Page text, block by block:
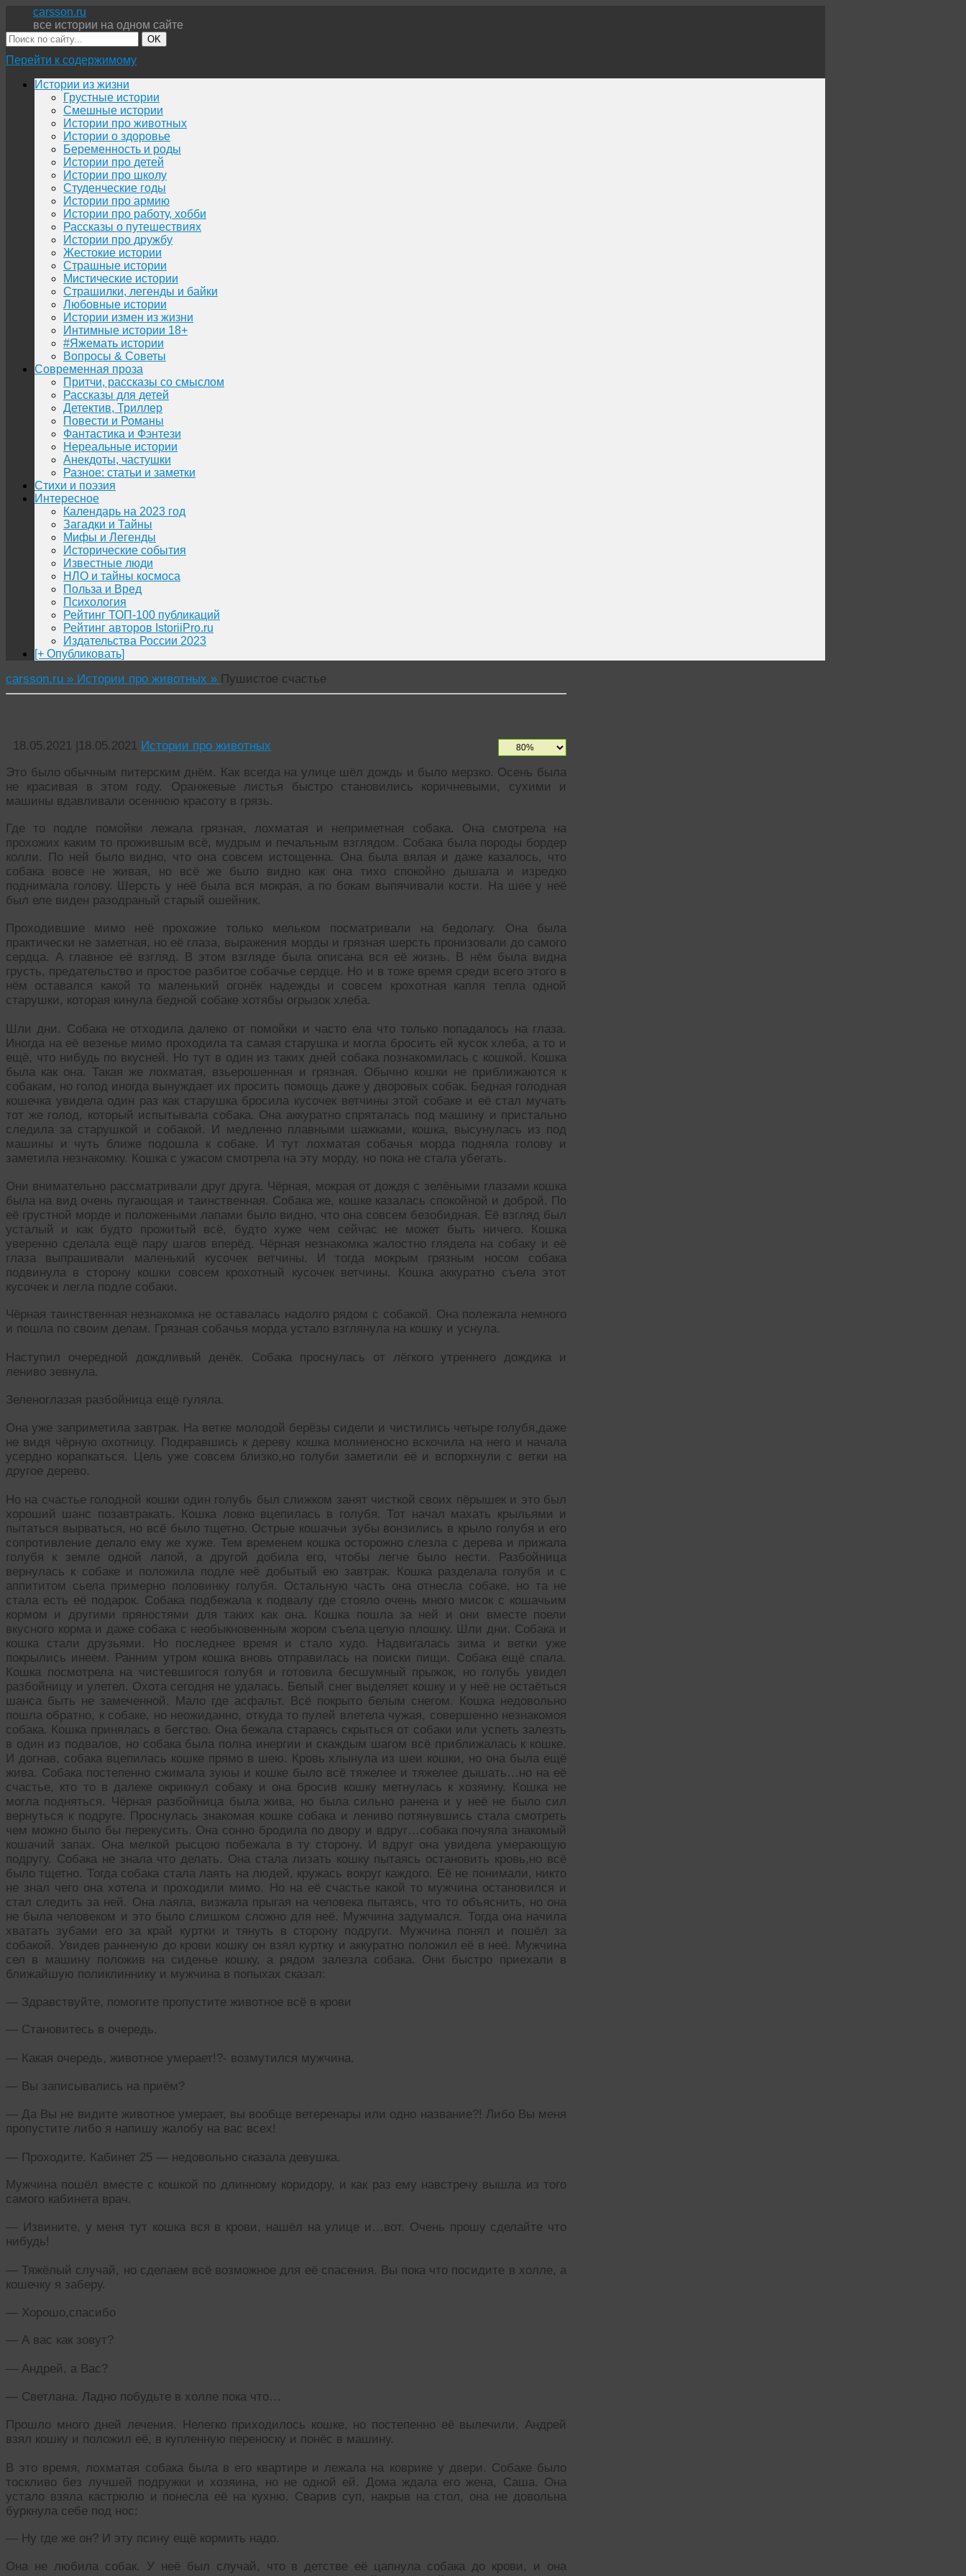
carsson.ru
все истории на одном сайте
OK
Перейти к содержимому
Истории из жизни
Грустные истории
Смешные истории
Истории про животных
Истории о здоровье
Беременность и роды
Истории про детей
Истории про школу
Студенческие годы
Истории про армию
Истории про работу, хобби
Рассказы о путешествиях
Истории про дружбу
Жестокие истории
Страшные истории
Мистические истории
Страшилки, легенды и байки
Любовные истории
Истории измен из жизни
Интимные истории 18+
#Яжемать истории
Вопросы & Советы
Современная проза
Притчи, рассказы со смыслом
Рассказы для детей
Детектив, Триллер
Повести и Романы
Фантастика и Фэнтези
Нереальные истории
Анекдоты, частушки
Разное: статьи и заметки
Стихи и поэзия
Интересное
Календарь на 2023 год
Загадки и Тайны
Мифы и Легенды
Исторические события
Известные люди
НЛО и тайны космоса
Польза и Вред
Психология
Рейтинг ТОП-100 публикаций
Рейтинг авторов IstoriiPro.ru
Издательства России 2023
[+ Опубликовать]
carsson.ru » Истории про животных » Пушистое счастье
18.05.2021 |18.05.2021 Истории про животных
Это было обычным питерским днём. Как всегда на улице шёл дождь и было мерзко. Осень была
не красивая в этом году. Оранжевые листья быстро становились коричневыми, сухими и
машины вдавливали осеннюю красоту в грязь.
Где то подле помойки лежала грязная, лохматая и неприметная собака. Она смотрела на
прохожих каким то прожившым всё, мудрым и печальным взглядом. Собака была породы бордер
колли. По ней было видно, что она совсем истощенна. Она была вялая и даже казалось, что
собака вовсе не живая, но всё же было видно как она тихо спокойно дышала и изредко
поднимала голову. Шерсть у неё была вся мокрая, а по бокам выпячивали кости. На шее у неё
был еле виден разодраный старый ошейник.
Проходившие мимо неё прохожие только мельком посматривали на бедолагу. Она была
практически не заметная, но её глаза, выражения морды и грязная шерсть пронизовали до самого
сердца. А главное её взгляд. В этом взгляде была описана вся её жизнь. В нём была видна
грусть, предательство и простое разбитое собачье сердце. Но и в тоже время среди всего этого в
нём оставался какой то маленький огонёк надежды и совсем крохотная капля тепла одной
старушки, которая кинула бедной собаке хотябы огрызок хлеба.
Шли дни. Собака не отходила далеко от помойки и часто ела что только попадалось на глаза.
Иногда на её везенье мимо проходила та самая старушка и могла бросить ей кусок хлеба, а то и
ещё, что нибудь по вкусней. Но тут в один из таких дней собака познакомилась с кошкой. Кошка
была как она. Такая же лохматая, взьерошенная и грязная. Обычно кошки не приближаются к
собакам, но голод иногда вынуждает их просить помощь даже у дворовых собак. Бедная голодная
кошечка увидела один раз как старушка бросила кусочек ветчины этой собаке и её стал мучать
тот же голод, который испытывала собака. Она аккуратно спряталась под машину и пристально
следила за старушкой и собакой. И медленно плавными шажками, кошка, высунулась из под
машины и чуть ближе подошла к собаке. И тут лохматая собачья морда подняла голову и
заметила незнакомку. Кошка с ужасом смотрела на эту морду, но пока не стала убегать.
Они внимательно рассматривали друг друга. Чёрная, мокрая от дождя с зелёными глазами кошка
была на вид очень пугающая и таинственная. Собака же, кошке казалась спокойной и доброй. По
её грустной морде и положеными лапами было видно, что она совсем безобидная. Её взгляд был
усталый и как будто прожитый всё, будто хуже чем сейчас не может быть ничего. Кошка
уверенно сделала ещё пару шагов вперёд. Чёрная незнакомка жалостно глядела на собаку и её
глаза выпрашивали маленький кусочек ветчины. И тогда мокрым грязным носом собака
подвинула в сторону кошки совсем крохотный кусочек ветчины. Кошка аккуратно съела этот
кусочек и легла подле собаки.
Чёрная таинственная незнакомка не оставалась надолго рядом с собакой. Она полежала немного
и пошла по своим делам. Грязная собачья морда устало взглянула на кошку и уснула.
Наступил очередной дождливый денёк. Собака проснулась от лёгкого утреннего дождика и
лениво зевнула.
Зеленоглазая разбойница ещё гуляла.
Она уже заприметила завтрак. На ветке молодой берёзы сидели и чистились четыре голубя,даже
не видя чёрную охотницу. Подкравшись к дереву кошка молниеносно вскочила на него и начала
усердно корапкаться. Цель уже совсем близко,но голуби заметили её и вспорхнули с ветки на
другое дерево.
Но на счастье голодной кошки один голубь был слижком занят чисткой своих пёрышек и это был
хороший шанс позавтракать. Кошка ловко вцепилась в голубя. Тот начал махать крыльями и
пытаться вырваться, но всё было тщетно. Острые кошачьи зубы вонзились в крыло голубя и его
сопротивление делало ему же хуже. Тем временем кошка осторожно слезла с дерева и прижала
голубя к земле одной лапой, а другой добила его, чтобы легче было нести. Разбойница
вернулась к собаке и положила подле неё добытый ею завтрак. Кошка разделала голубя и с
аппититом сьела примерно половинку голубя. Остальную часть она отнесла собаке, но та не
стала есть её подарок. Собака подбежала к подвалу где стояло очень много мисок с кошачьим
кормом и другими пряностями для таких как она. Кошка пошла за ней и они вместе поели
вкусного корма и даже собака с необыкновенным жором съела целую плошку. Шли дни. Собака и
кошка стали друзьями. Но последнее время и стало худо. Надвигалась зима и ветки уже
покрылись инеем. Ранним утром кошка вновь отправилась на поиски пищи. Собака ещё спала.
Кошка посмотрела на чистевшигося голубя и готовила бесшумный прыжок, но голубь увидел
разбойницу и улетел. Охота сегодня не удалась. Белый снег выделяет кошку и у неё не остаёться
шанса быть не замеченной. Мало где асфальт. Всё покрыто белым снегом. Кошка недовольно
пошла обратно, к собаке, но неожиданно, откуда то пулей влетела чужая, совершенно незнакомоя
собака. Кошка принялась в бегство. Она бежала стараясь скрыться от собаки или успеть залезть
в один из подвалов, но собака была полна инергии и скаждым шагом всё приближалась к кошке.
И догнав, собака вцепилась кошке прямо в шею. Кровь хлынула из шеи кошки, но она была ещё
жива. Собака постепенно сжимала зуюы и кошке было всё тяжелее и тяжелее дышать…но на её
счастье, кто то в далеке окрикнул собаку и она бросив кошку метнулась к хозяину. Кошка не
могла подняться. Чёрная разбойница была жива, но была сильно ранена и у неё не было сил
вернуться к подруге. Проснулась знакомая кошке собака и лениво потянувшись стала смотреть
чем можно было бы перекусить. Она сонно бродила по двору и вдруг…собака почуяла знакомый
кошачий запах. Она мелкой рысцою побежала в ту сторону. И вдруг она увидела умерающую
подругу. Собака не знала что делать. Она стала лизать кошку пытаясь остановить кровь,но всё
было тщетно. Тогда собака стала лаять на людей, кружась вокруг каждого. Её не понимали, никто
не знал чего она хотела и проходили мимо. Но на её счастье какой то мужчина остановился и
стал следить за ней. Она лаяла, визжала прыгая на человека пытаясь, что то объяснить, но она
не была человеком и это было слишком сложно для неё. Мужчина задумался. Тогда она начила
хватать зубами его за край куртки и тянуть в сторону подруги. Мужчина понял и пошёл за
собакой. Увидев ранненую до крови кошку он взял куртку и аккуратно положил её в неё. Мужчина
сел в машину положив на сиденье кошку, а рядом залезла собака. Они быстро приехали в
ближайшую поликлиннику и мужчина в попыхах сказал:
— Здравствуйте, помогите пропустите животное всё в крови
— Становитесь в очередь.
— Какая очередь, животное умерает!?- возмутился мужчина.
— Вы записывались на приём?
— Да Вы не видите животное умерает, вы вообще ветеренары или одно название?! Либо Вы меня
пропустите либо я напишу жалобу на вас всех!
— Проходите. Кабинет 25 — недовольно сказала девушка.
Мужчина пошёл вместе с кошкой по длинному коридору, и как раз ему навстречу вышла из того
самого кабинета врач.
— Извините, у меня тут кошка вся в крови, нашёл на улице и…вот. Очень прошу сделайте что
нибудь!
— Тяжёлый случай, но сделаем всё возможное для её спасения. Вы пока что посидите в холле, а
кошечку я заберу.
— Хорошо,спасибо
— А вас как зовут?
— Андрей, а Вас?
— Светлана. Ладно побудьте в холле пока что…
Прошло много дней лечения. Нелегко приходилось кошке, но постепенно её вылечили. Андрей
взял кошку и положил её, в купленную переноску и понёс в машину.
В это время, лохматая собака была в его квартире и лежала на коврике у двери. Собаке было
тоскливо без лучшей подружки и хозяина, но не одной ей. Дома ждала его жена, Саша. Она
устало взяла кастрюлю и понесла её на кухню. Сварив суп, накрыв на стол, она не довольна
буркнула себе под нос:
— Ну где же он? И эту псину ещё кормить надо.
Она не любила собак. У неё был случай, что в детстве её цапнула собака до крови, и она